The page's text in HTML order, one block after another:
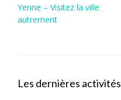
Post
navigation
Yenne – Visitez la ville
autrement
Les dernières activités